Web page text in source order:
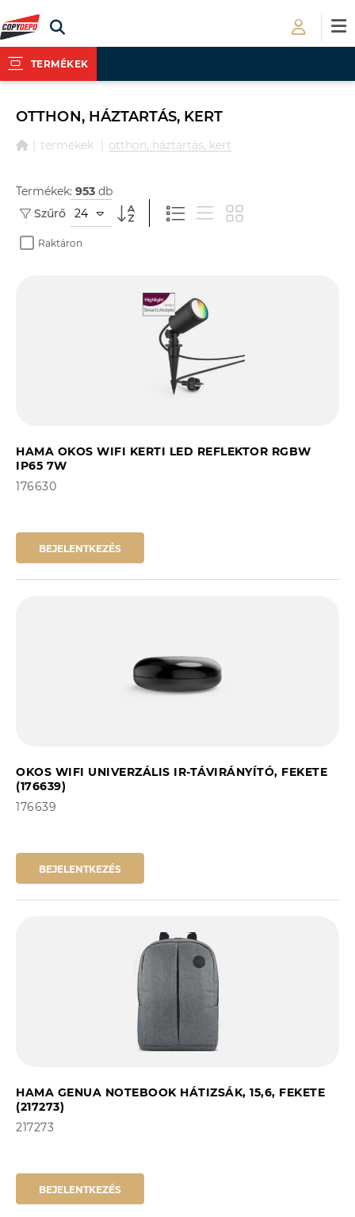
TERMÉKEK
OTTHON, HÁZTARTÁS, KERT
termékek otthon, háztartás, kert
Termékek: 953 db
Szűrő
Raktáron
24
HAMA OKOS WIFI KERTI LED REFLEKTOR RGBW
IP65 7W
176630
BEJELENTKEZÉS
OKOS WIFI UNIVERZÁLIS IR-TÁVIRÁNYÍTÓ, FEKETE
(176639)
176639
BEJELENTKEZÉS
HAMA GENUA NOTEBOOK HÁTIZSÁK, 15,6, FEKETE
(217273)
217273
BEJELENTKEZÉS